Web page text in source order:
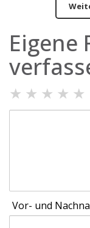
Eigene
★ ★ ★ ★ ★
Vor- und